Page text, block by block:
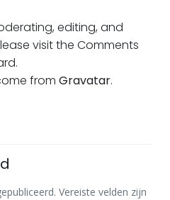
editing, and
visit the Comments
from Gravatar.
Vereiste velden zijn